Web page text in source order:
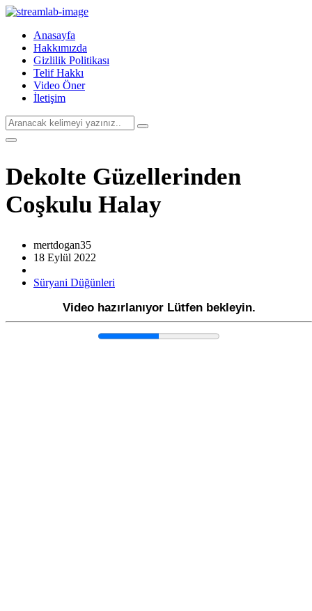
Anasayfa
Hakkımızda
Gizlilik Politikası
Telif Hakkı
Video Öner
İletişim
Dekolte Güzellerinden
Coşkulu Halay
mertdogan35
18 Eylül 2022
Süryani Düğünleri
Video hazırlanıyor Lütfen bekleyin.